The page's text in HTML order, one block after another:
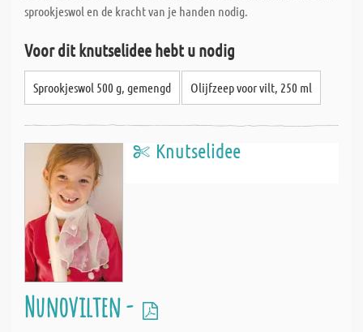
sprookjeswol en de kracht van je handen nodig.
Voor dit knutselidee hebt u nodig
Sprookjeswol 500 g, gemengd Olijfzeep voor vilt, 250 ml
Knutselidee
Nunovilten -